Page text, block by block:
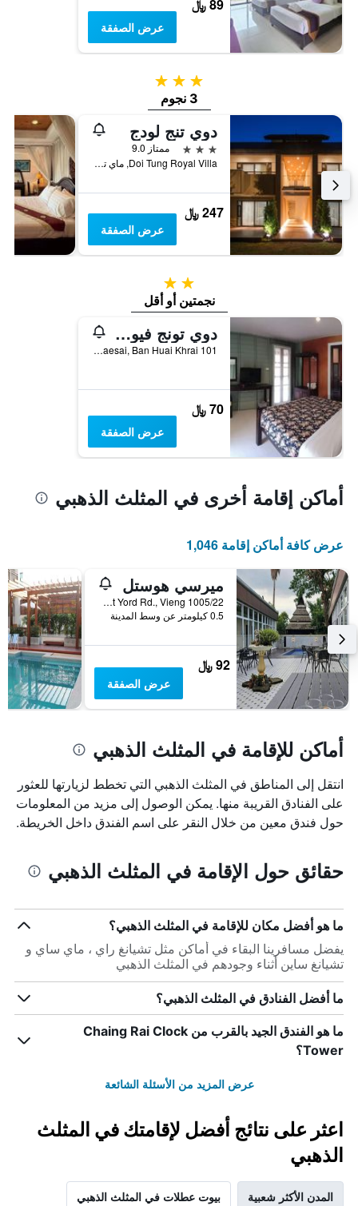
89 ﷼
عرض الصفقة
3 نجوم
3 نجوم
دوي تنج لودج
3 نجوم
ممتاز 9.0
Doi Tung Royal Villa, ماي تشان, تايلاند
247 ﷼
عرض الصفقة
2 نجمتين
نجمتين أو أقل
دوي تونج فيو ريزورت
101 Moo 10 T.Huaykrai A.Maesai, Ban Huai Khrai, تايلاند
70 ﷼
عرض الصفقة
أماكن إقامة أخرى في المثلث الذهبي
عرض كافة أماكن إقامة 1,046
ميرسي هوستل
1005/22 Jet Yord Rd., Vieng, تشيانغ راي, تايلاند
0.5 كيلومتر عن وسط المدينة
92 ﷼
عرض الصفقة
أماكن للإقامة في المثلث الذهبي
انتقل إلى المناطق في المثلث الذهبي التي تخطط لزيارتها للعثور
على الفنادق القريبة منها. يمكن الوصول إلى مزيد من المعلومات
حول فندق معين من خلال النقر على اسم الفندق داخل الخريطة.
حقائق حول الإقامة في المثلث الذهبي
ما هو أفضل مكان للإقامة في المثلث الذهبي؟
يفضل مسافرينا البقاء في أماكن مثل تشيانغ راي ، ماي ساي و
تشيانغ ساين أثناء وجودهم في المثلث الذهبي
ما أفضل الفنادق في المثلث الذهبي؟
ما هو الفندق الجيد بالقرب من Chaing Rai Clock
Tower؟
عرض المزيد من الأسئلة الشائعة
اعثر على نتائج أفضل لإقامتك في المثلث
الذهبي
المدن الأكثر شعبية بيوت عطلات في المثلث الذهبي